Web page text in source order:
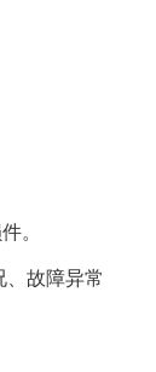
。
故障异常